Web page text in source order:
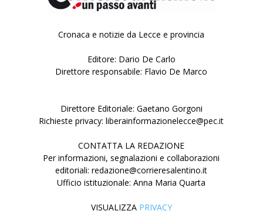
Cronaca e notizie da Lecce e provincia
Editore: Dario De Carlo
Direttore responsabile: Flavio De Marco
Direttore Editoriale: Gaetano Gorgoni
Richieste privacy: liberainformazionelecce@pec.it
CONTATTA LA REDAZIONE
Per informazioni, segnalazioni e collaborazioni
editoriali: redazione@corrieresalentino.it
Ufficio istituzionale: Anna Maria Quarta
VISUALIZZA PRIVACY